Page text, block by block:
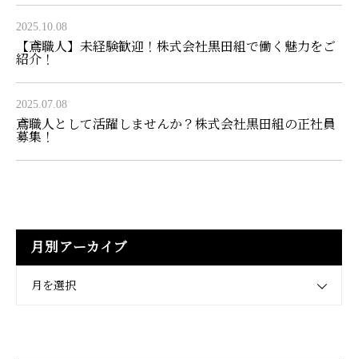
2025.10.08
【鳶職人】未経験歓迎！株式会社黒田組で働く魅力をご
紹介！
2025.07.08
鳶職人として活躍しませんか？株式会社黒田組の正社員
募集！
月別アーカイブ
月を選択